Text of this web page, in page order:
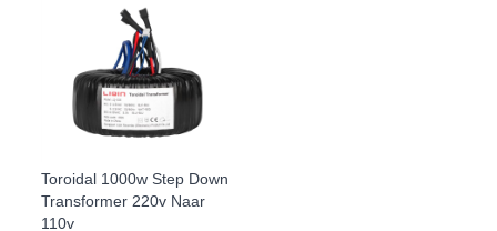
Toroidal 1000w Step Down
Transformer 220v Naar
110v